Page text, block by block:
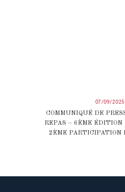
07/09/2025
COMMUNIQUÉ DE
REPAS – 6ÈME
2ÈME PARTICIPATION